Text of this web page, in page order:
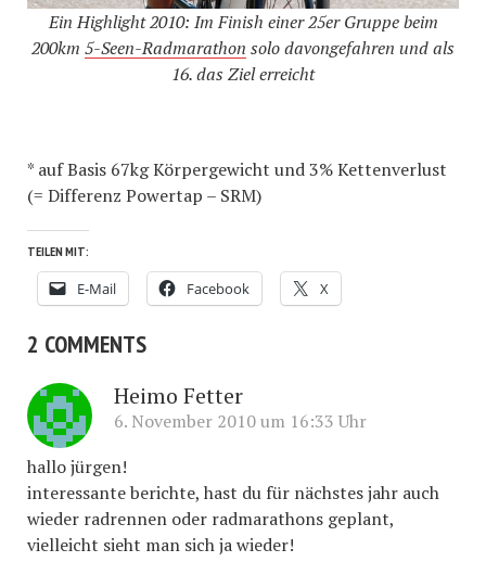
Ein Highlight 2010: Im Finish einer 25er Gruppe beim
200km 5-Seen-Radmarathon solo davongefahren und als
16. das Ziel erreicht
* auf Basis 67kg Körpergewicht und 3% Kettenverlust
(= Differenz Powertap – SRM)
TEILEN MIT:
E-Mail Facebook X
2 COMMENTS
Heimo Fetter
6. November 2010 um 16:33 Uhr
hallo jürgen!
interessante berichte, hast du für nächstes jahr auch
wieder radrennen oder radmarathons geplant,
vielleicht sieht man sich ja wieder!